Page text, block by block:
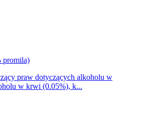
praw dotyczących alkoholu w
w krwi (0.05%), k...